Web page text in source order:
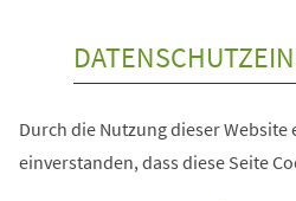
Durch die Nutzung dieser
einverstanden, dass diese Seite